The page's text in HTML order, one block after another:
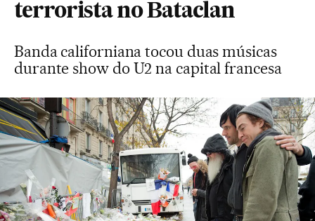
terrorista no Bataclan
Banda californiana tocou duas músicas
durante show do U2 na capital francesa